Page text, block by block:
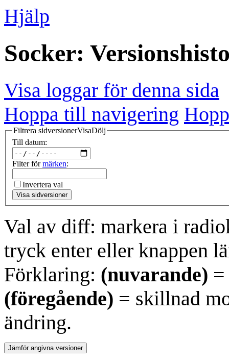
Hjälp
Socker:
Visa loggar för denna sida
Hoppa till navigering
Filtrera sidversionerVisaDölj
Till datum:
Filter förmärken:
Invertera val
Visa sidversioner
Val av diff: markera i
tryck enter eller knappen
Förklaring: (nuvarande)
(föregående) = skillnad
ändring.